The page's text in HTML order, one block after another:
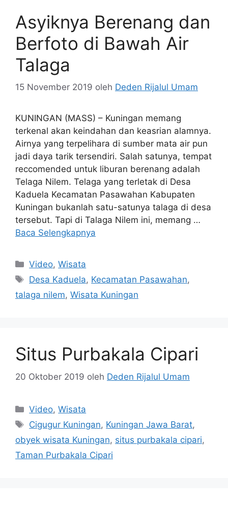
Asyiknya Berenang dan
Berfoto di Bawah Air
Talaga
15 November 2019 oleh Deden Rijalul Umam
KUNINGAN (MASS) – Kuningan memang
terkenal akan keindahan dan keasrian alamnya.
Airnya yang terpelihara di sumber mata air pun
jadi daya tarik tersendiri. Salah satunya, tempat
reccomended untuk liburan berenang adalah
Telaga Nilem. Telaga yang terletak di Desa
Kaduela Kecamatan Pasawahan Kabupaten
Kuningan bukanlah satu-satunya talaga di desa
tersebut. Tapi di Talaga Nilem ini, memang …
Baca Selengkapnya
Kategori
Video,Wisata
Tag
Desa Kaduela, Kecamatan Pasawahan,
talaga nilem, Wisata Kuningan
Situs Purbakala Cipari
20 Oktober 2019 oleh Deden Rijalul Umam
Kategori
Video,Wisata
Tag
Cigugur Kuningan, Kuningan Jawa Barat,
obyek wisata Kuningan, situs purbakala cipari,
Taman Purbakala Cipari